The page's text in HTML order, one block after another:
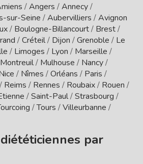
/Angers /Annecy/
sur-Seine /Aubervilliers /Avignon
/ Boulogne-Billancourt/ Brest/
/Créteil/ Dijon /Grenoble / Le
/ Limoges / Lyon / Marseille /
Montreuil/ Mulhouse / Nancy/
/ Nîmes /Orléans / Paris /
/ Reims / Rennes / Roubaix/ Rouen /
/Saint-Paul/Strasbourg /
/Tours /Villeurbanne /
par